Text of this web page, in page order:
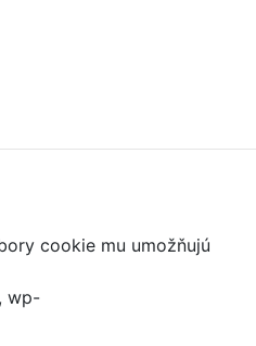
cookie mu umožňujú
wp-